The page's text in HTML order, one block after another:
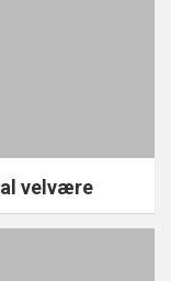
velvære